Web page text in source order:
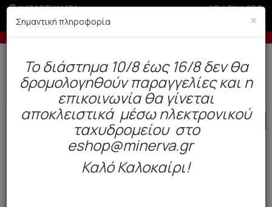
ΚΑΤΑΣΤΗΜΑΤΑ GR|EN|SRB
άνω των 200€ σε περίοδο εκπτώσεων -10% σε
Δωρεάν αποστολή άνω των 49€. Παράδοση σε 3-5 εργάσιμες.
Γυναίκα Εσώρουχα Everyday Σλιπ
SALE
×
Σημαντική πληροφορία
To διάστημα 10/8 έως 16/8 δεν θα
δρομολογηθούν παραγγελίες και η
επικοινωνία θα γίνεται
αποκλειστικά μέσω ηλεκτρονικού
ταχυδρομείου στο
eshop@minerva.gr
Καλό Καλοκαίρι!